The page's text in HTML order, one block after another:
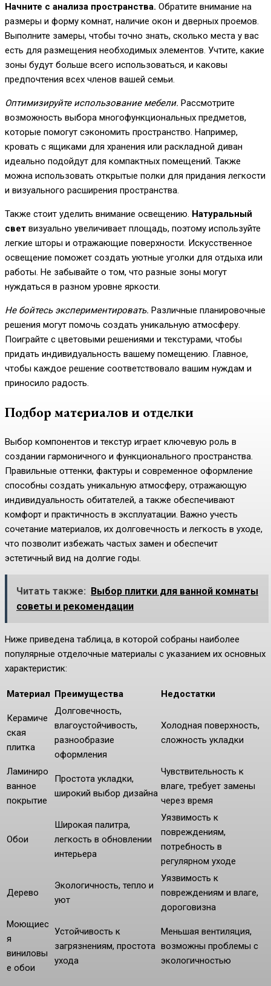
Начните с анализа пространства. Обратите внимание на
размеры и форму комнат, наличие окон и дверных проемов.
Выполните замеры, чтобы точно знать, сколько места у вас
есть для размещения необходимых элементов. Учтите, какие
зоны будут больше всего использоваться, и каковы
предпочтения всех членов вашей семьи.
Оптимизируйте использование мебели. Рассмотрите
возможность выбора многофункциональных предметов,
которые помогут сэкономить пространство. Например,
кровать с ящиками для хранения или раскладной диван
идеально подойдут для компактных помещений. Также
можна использовать открытые полки для придания легкости
и визуального расширения пространства.
Также стоит уделить внимание освещению. Натуральный
свет визуально увеличивает площадь, поэтому используйте
легкие шторы и отражающие поверхности. Искусственное
освещение поможет создать уютные уголки для отдыха или
работы. Не забывайте о том, что разные зоны могут
нуждаться в разном уровне яркости.
Не бойтесь экспериментировать. Различные планировочные
решения могут помочь создать уникальную атмосферу.
Поиграйте с цветовыми решениями и текстурами, чтобы
придать индивидуальность вашему помещению. Главное,
чтобы каждое решение соответствовало вашим нуждам и
приносило радость.
Подбор материалов и отделки
Выбор компонентов и текстур играет ключевую роль в
создании гармоничного и функционального пространства.
Правильные оттенки, фактуры и современное оформление
способны создать уникальную атмосферу, отражающую
индивидуальность обитателей, а также обеспечивают
комфорт и практичность в эксплуатации. Важно учесть
сочетание материалов, их долговечность и легкость в уходе,
что позволит избежать частых замен и обеспечит
эстетичный вид на долгие годы.
Читать также: Выбор плитки для ванной комнаты
советы и рекомендации
Ниже приведена таблица, в которой собраны наиболее
популярные отделочные материалы с указанием их основных
характеристик:
Материал Преимущества Недостатки
Керамиче
ская
плитка
Долговечность,
влагоустойчивость,
разнообразие
оформления
Холодная поверхность,
сложность укладки
Ламиниро
ванное
покрытие
Простота укладки,
широкий выбор дизайна
Чувствительность к
влаге, требует замены
через время
Обои
Широкая палитра,
легкость в обновлении
интерьера
Уязвимость к
повреждениям,
потребность в
регулярном уходе
Дерево
Экологичность, тепло и
уют
Уязвимость к
повреждениям и влаге,
дороговизна
Моющиес
я
виниловы
е обои
Устойчивость к
загрязнениям, простота
ухода
Меньшая вентиляция,
возможны проблемы с
экологичностью